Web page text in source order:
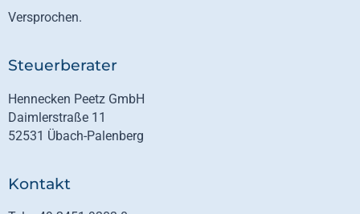
Versprochen.
Steuerberater
Hennecken Peetz GmbH
Daimlerstraße 11
52531 Übach-Palenberg
Kontakt